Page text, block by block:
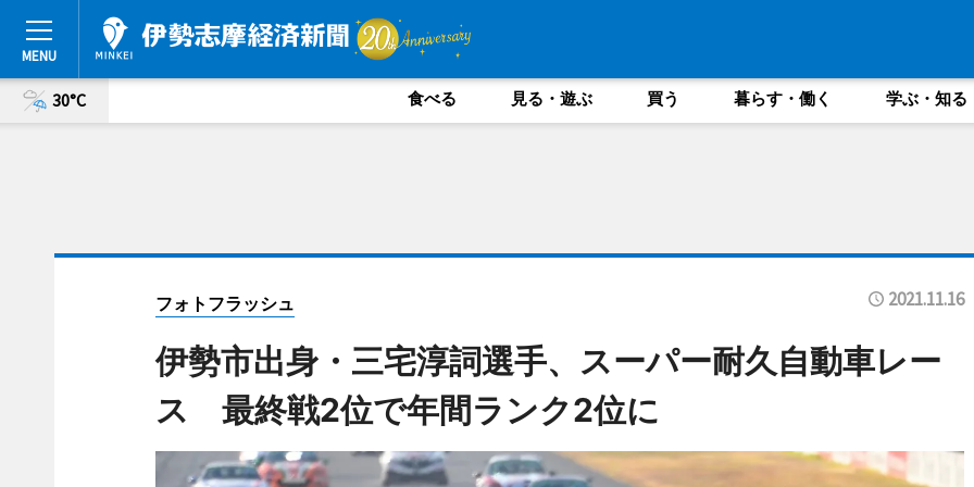
30°C 食べる 見る・遊ぶ 買う 暮らす・働く 学ぶ・知る
フォトフラッシュ 2021.11.16
伊勢市出身・三宅淳詞選手、スーパー耐久自動車レー
ス 最終戦2位で年間ランク2位に